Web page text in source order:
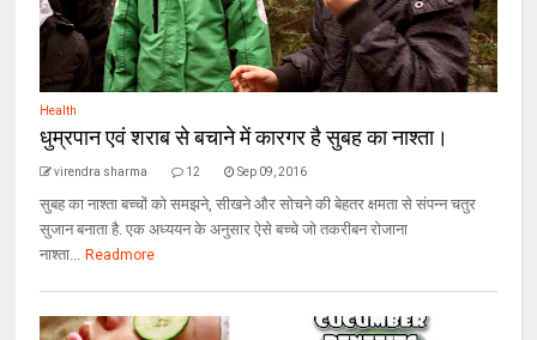
Health
धुम्रपान एवं शराब से बचाने में कारगर है सुबह का नाश्ता।
virendra sharma 12 Sep 09, 2016
सुबह का नाश्ता बच्चों को समझने, सीखने और सोचने की बेहतर क्षमता से संपन्न चतुर
सुजान बनाता है. एक अध्ययन के अनुसार ऐसे बच्चे जो तकरीबन रोजाना
नाश्ता... Readmore